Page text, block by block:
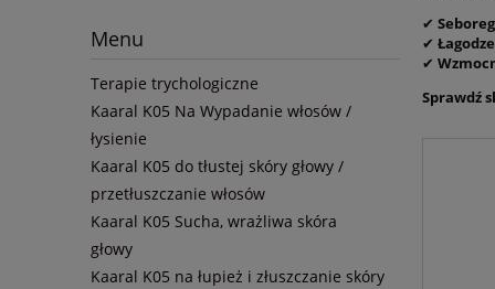
Menu
Terapie trychologiczne
Kaaral K05 Na Wypadanie włosów /
łysienie
Kaaral K05 do tłustej skóry głowy /
przetłuszczanie włosów
Kaaral K05 Sucha, wrażliwa skóra
głowy
Kaaral K05 na łupież i złuszczanie skóry
✔
✔
✔
Sprawdź